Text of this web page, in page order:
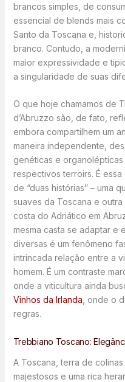
brancos simples, de
essencial de blends mais
Santo da Toscana e,
branco. Contudo, a
maior expressividade e
a singularidade de suas
O que hoje chamamos de
d’Abruzzo são, de fato,
embora compartilhem um
maneira independente,
genéticas e
respectivos terroirs. É
de “duas histórias” – uma
suaves da Toscana e
costa do Adriático em
mesma casta se adaptar e
diversas é um fenômeno
intrincada relação entre a
homem. É um contraste
onde a viticultura ainda
Vinhos da Irlanda , onde o
regras.
Trebbiano Toscano:
A Toscana, terra de
majestosos e uma rica